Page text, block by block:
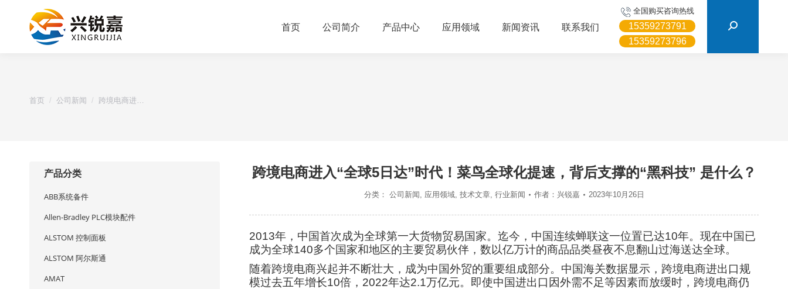
首页 公司简介 产品中心 应用领域 新闻资讯 联系我们
全国购买咨询热线
15359273791
15359273796
首页 公司新闻 跨境电商进…
跨境电商进入“全球5日达”时代！菜鸟全球化提速，背后支撑的“黑科技” 是什么？
分类： 公司新闻, 应用领域, 技术文章, 行业新闻 作者： 兴锐嘉 2023年10月26日
2013年，中国首次成为全球第一大货物贸易国家。迄今，中国连续蝉联这一位置已达10年。现在中国已
成为全球140多个国家和地区的主要贸易伙伴，数以亿万计的商品品类昼夜不息翻山过海送达全球。
随着跨境电商兴起并不断壮大，成为中国外贸的重要组成部分。中国海关数据显示，跨境电商进出口规
模过去五年增长10倍，2022年达2.1万亿元。即使中国进出口因外需不足等因素而放缓时，跨境电商仍
产品分类
ABB系统备件
Allen-Bradley PLC模块配件
ALSTOM 控制面板
ALSTOM 阿尔斯通
AMAT